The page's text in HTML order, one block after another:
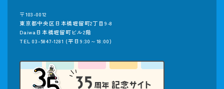
〒103-0012
東京都中央区日本橋堀留町2丁目9-8
Daiwa日本橋堀留町ビル2階
TEL 03-5847-1281 (平日9:30～18:00)